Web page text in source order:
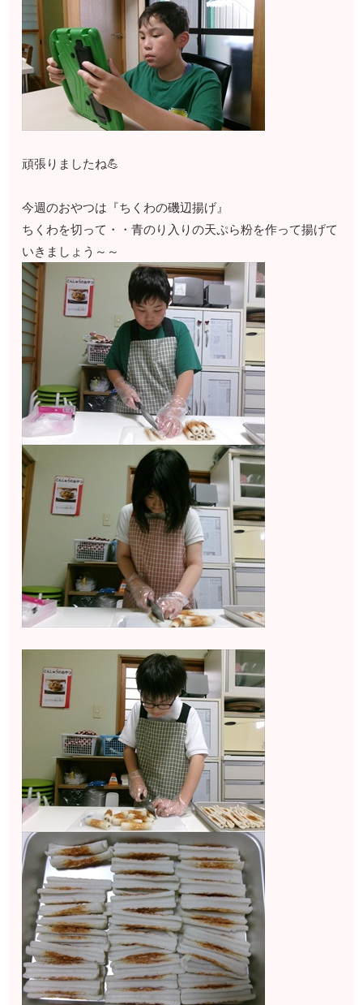
頑張りましたね💪
今週のおやつは『ちくわの磯辺揚げ』
ちくわを切って・・青のり入りの天ぷら粉を作って揚げて
いきましょう～～